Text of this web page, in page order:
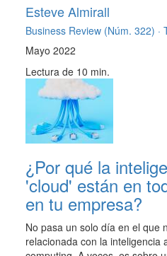
Esteve Almirall
Business Review (Núm. 322) ·
Mayo 2022
Lectura de 10 min.
¿Por qué la
'cloud' están en
en tu empresa?
No pasa un solo día en el que
relacionada con la inteligencia